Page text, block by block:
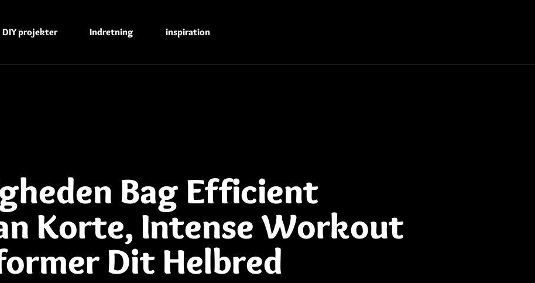
DIY projekter Indretning inspiration
Bag Efficient
Korte, Intense Workout
Dit Helbred